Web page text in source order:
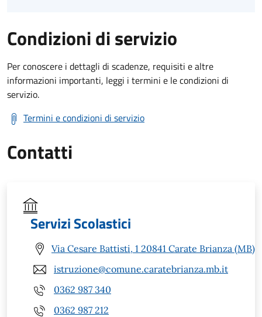
Condizioni di servizio
Per conoscere i dettagli di scadenze, requisiti e altre
informazioni importanti, leggi i termini e le condizioni di
servizio.
Termini e condizioni di servizio
Contatti
Servizi Scolastici
Via Cesare Battisti, 1 20841 Carate Brianza (MB)
istruzione@comune.caratebrianza.mb.it
0362 987 340
0362 987 212